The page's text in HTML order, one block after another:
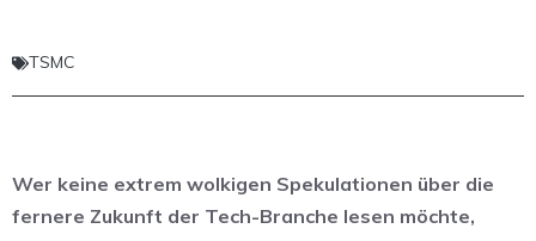
TSMC
Wer keine extrem wolkigen Spekulationen über die
fernere Zukunft der Tech-Branche lesen möchte,